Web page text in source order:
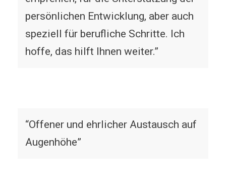
persönlichen Entwicklung, aber auch
speziell für berufliche Schritte. Ich
hoffe, das hilft Ihnen weiter.”
“Offener und ehrlicher Austausch auf
Augenhöhe”